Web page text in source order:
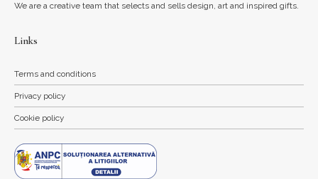
We are a creative team that selects and sells design, art and inspired gifts.
Links
Terms and conditions
Privacy policy
Cookie policy